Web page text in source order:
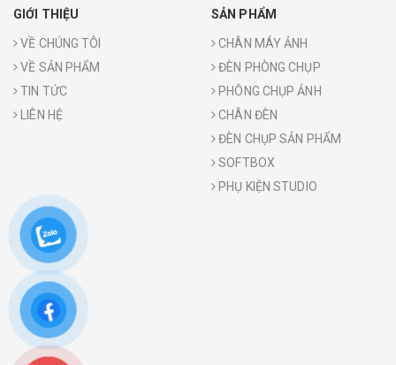
GIỚI THIỆU
VỀ CHÚNG TÔI
VỀ SẢN PHẨM
TIN TỨC
LIÊN HỆ
SẢN PHẨM
CHÂN MÁY ẢNH
ĐÈN PHÒNG CHỤP
PHÔNG CHỤP ẢNH
CHÂN ĐÈN
ĐÈN CHỤP SẢN PHẨM
SOFTBOX
PHỤ KIỆN STUDIO